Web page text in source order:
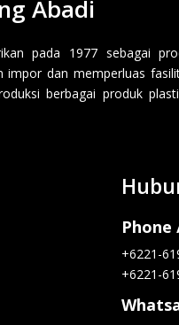
Abadi
pada 1977 sebagai
impor dan memperluas
berbagai produk
Phone
+6221-
+6221-